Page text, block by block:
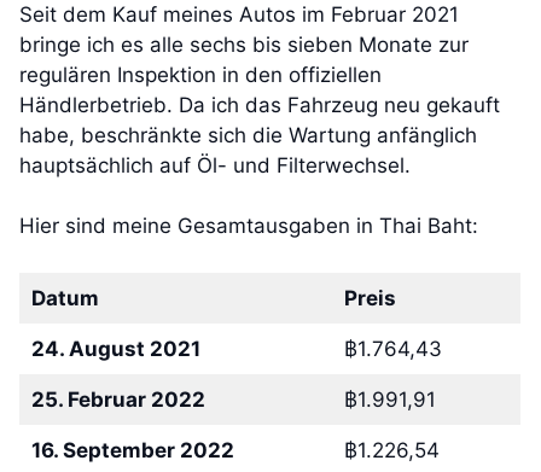
Seit dem Kauf meines Autos im Februar 2021
bringe ich es alle sechs bis sieben Monate zur
regulären Inspektion in den offiziellen
Händlerbetrieb. Da ich das Fahrzeug neu gekauft
habe, beschränkte sich die Wartung anfänglich
hauptsächlich auf Öl- und Filterwechsel.
Hier sind meine Gesamtausgaben in Thai Baht:
Datum Preis
24. August 2021 ฿1.764,43
25. Februar 2022 ฿1.991,91
16. September 2022 ฿1.226,54